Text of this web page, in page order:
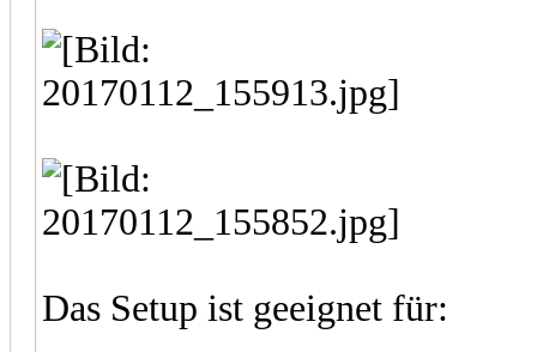
Das Setup ist geeignet für: